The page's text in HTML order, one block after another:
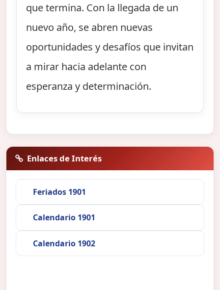
que termina. Con la llegada de un
nuevo año, se abren nuevas
oportunidades y desafíos que invitan
a mirar hacia adelante con
esperanza y determinación.
Enlaces de Interés
Feriados 1901
Calendario 1901
Calendario 1902